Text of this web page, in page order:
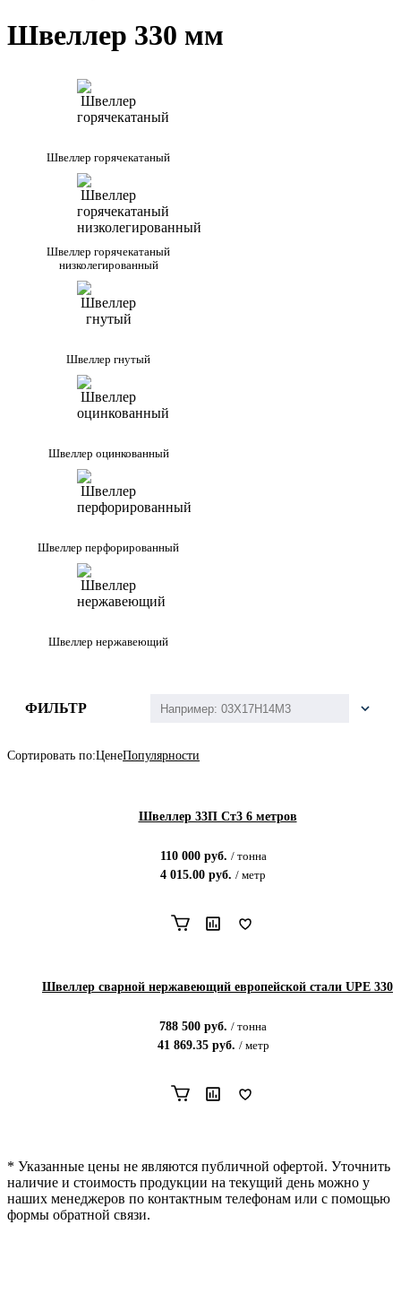
Швеллер 330 мм
Швеллер горячекатаный
Швеллер горячекатаный
низколегированный
Швеллер гнутый
Швеллер оцинкованный
Швеллер перфорированный
Швеллер нержавеющий
ФИЛЬТР
Сортировать по:ЦенеПопулярности
Швеллер 33П Ст3 6 метров
110 000руб. / тонна
4 015.00 руб. / метр
Швеллер сварной нержавеющий европейской стали UPE 330
788 500 руб. / тонна
41 869.35руб. / метр
* Указанные цены не являются публичной офертой. Уточнить
наличие и стоимость продукции на текущий день можно у
наших менеджеров по контактным телефонам или с помощью
формы обратной связи.